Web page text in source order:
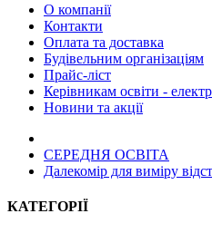
О компанії
Контакти
Оплата та доставка
Будівельним організаціям
Прайс-ліст
Керівникам освіти -
Новини та акції
СЕРЕДНЯ ОСВIТА
Далекомір для виміру
КАТЕГОРІЇ